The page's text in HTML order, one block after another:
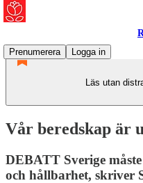
Prenumerera
Logga in
Läs utan
Vår beredskap är
DEBATT Sverige
och hållbarhet, skriver